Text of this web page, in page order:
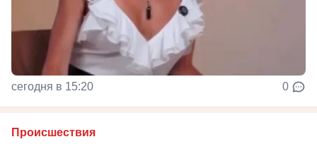
сегодня в 15:20 0
Происшествия